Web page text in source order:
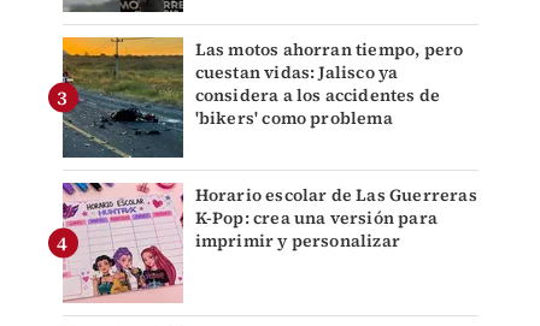
Las motos ahorran tiempo, pero
cuestan vidas: Jalisco ya
considera a los accidentes de
'bikers' como problema
Horario escolar de Las Guerreras
K-Pop: crea una versión para
imprimir y personalizar